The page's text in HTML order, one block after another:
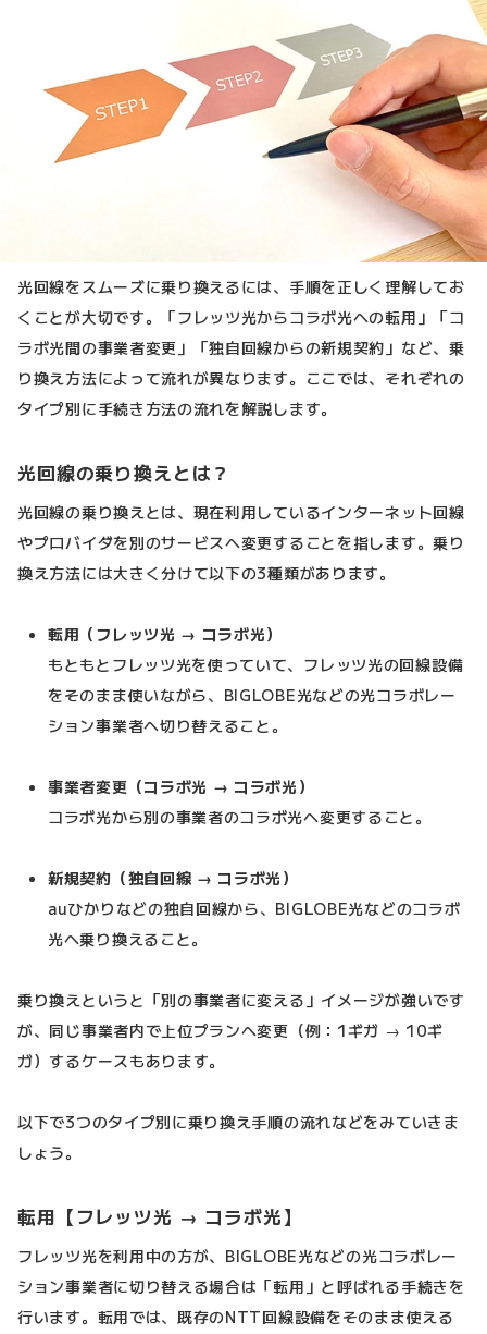
光回線をスムーズに乗り換えるには、手順を正しく理解してお
くことが大切です。「フレッツ光からコラボ光への転用」「コ
ラボ光間の事業者変更」「独自回線からの新規契約」など、乗
り換え方法によって流れが異なります。ここでは、それぞれの
タイプ別に手続き方法の流れを解説します。
光回線の乗り換えとは？
光回線の乗り換えとは、現在利用しているインターネット回線
やプロバイダを別のサービスへ変更することを指します。乗り
換え方法には大きく分けて以下の3種類があります。
転用（フレッツ光 → コラボ光）
もともとフレッツ光を使っていて、フレッツ光の回線設備
をそのまま使いながら、BIGLOBE光などの光コラボレー
ション事業者へ切り替えること。
事業者変更（コラボ光 → コラボ光）
コラボ光から別の事業者のコラボ光へ変更すること。
新規契約（独自回線 → コラボ光）
auひかりなどの独自回線から、BIGLOBE光などのコラボ
光へ乗り換えること。
乗り換えというと「別の事業者に変える」イメージが強いです
が、同じ事業者内で上位プランへ変更（例：1ギガ → 10ギ
ガ）するケースもあります。
以下で3つのタイプ別に乗り換え手順の流れなどをみていきま
しょう。
転用【フレッツ光 → コラボ光】
フレッツ光を利用中の方が、BIGLOBE光などの光コラボレー
ション事業者に切り替える場合は「転用」と呼ばれる手続きを
行います。転用では、既存のNTT回線設備をそのまま使える